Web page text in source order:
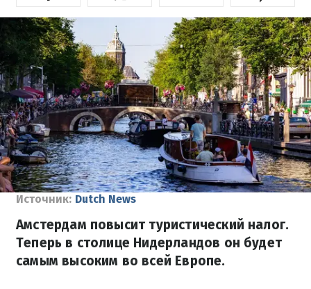
Источник: Dutch News
Амстердам повысит туристический налог.
Теперь в столице Нидерландов он будет
самым высоким во всей Европе.